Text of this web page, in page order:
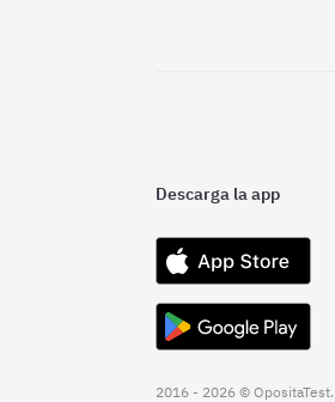
Descarga la app
2016 - 2026 © OpositaTest.